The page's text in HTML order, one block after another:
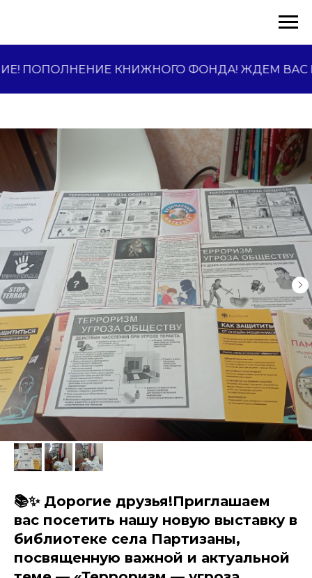
ПОПОЛНЕНИЕ КНИЖНОГО ФОНДА! ЖДЕМ ВАС
📚✨ Дорогие друзья!Приглашаем
вас посетить нашу новую выставку в
библиотеке села Партизаны,
посвященную важной и актуальной